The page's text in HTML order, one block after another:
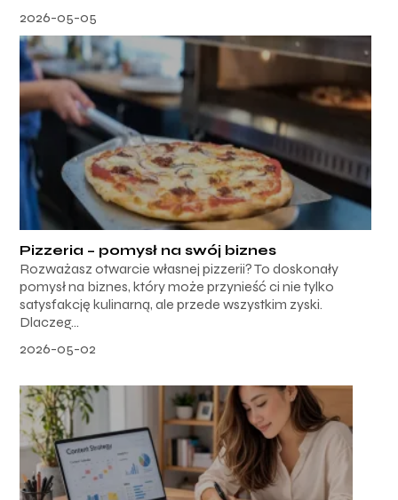
2026-05-05
Pizzeria – pomysł na swój biznes
Rozważasz otwarcie własnej pizzerii? To doskonały
pomysł na biznes, który może przynieść ci nie tylko
satysfakcję kulinarną, ale przede wszystkim zyski.
Dlaczeg...
2026-05-02